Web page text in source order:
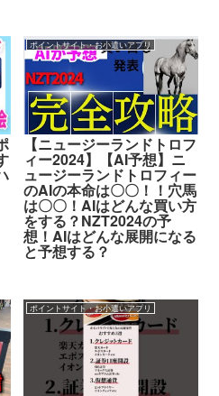
ポイントサイト・お小遣いアプリ
【ニュージーランドトロフ
ィー2024】【AI予想】ニ
ュージーランドトロフィー
のAIの本命は〇〇！！穴馬
は〇〇！AIはどんな買い方
をする？NZT2024の予
想！AIはどんな展開になる
と予想する？
ポイントサイト・お小遣いアプリ